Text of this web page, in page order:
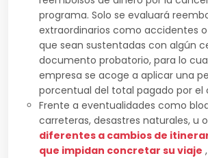
programa. Solo se evaluará
extraordinarios como accidentes
que sean sustentadas con algún
documento probatorio, para lo
empresa se acoge a aplicar una
porcentual del total pagado por el
Frente a eventualidades como
carreteras, desastres naturales, u
diferentes a cambios de
que impidan concretar su viaje